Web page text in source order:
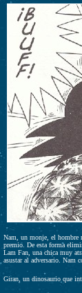
Nam, un monje, el hombre
premio. De esta forma
Lam Fan, una chica muy
asustar al adversario. Nam
Giran, un dinosaurio que